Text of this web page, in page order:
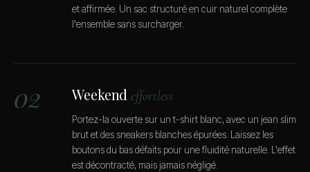
et affirmée. Un sac structuré en cuir naturel complète
l'ensemble sans surcharger.
02 Weekendeffortless
Portez-la ouverte sur un t-shirt blanc, avec un jean slim
brut et des sneakers blanches épurées. Laissez les
boutons du bas défaits pour une fluidité naturelle. L'effet
est décontracté, mais jamais négligé.